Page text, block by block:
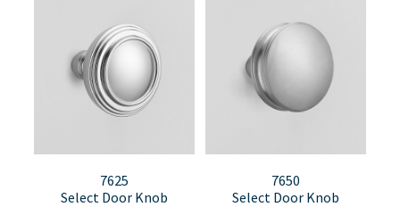
7625
Select Door Knob
7650
Select Door Knob